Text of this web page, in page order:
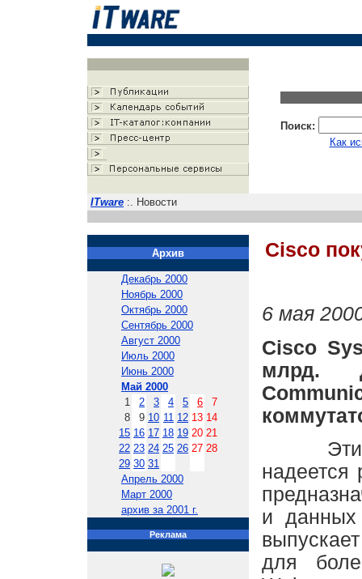
Поиск:
Как
ITware :. Новости
Архив
Декабрь 2000
Ноябрь 2000
Октябрь 2000
Сентябрь 2000
Август 2000
Июль 2000
Июнь 2000
Май 2000
1
2 3 4 5 6
7
8
9 10 11 12 13 14
15 16 17 18 19 20 21
22 23 24 25 26 27 28
29 30 31
Апрель 2000
Март 2000
архив за 2001 г.
Реклама
Cisco
6 мая
Cisco
млрд.
Этим
надеется
и данных
для